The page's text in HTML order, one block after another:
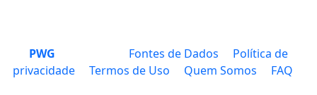
PWG Fontes de Dados
Política de
privacidade
Termos de Uso Quem Somos FAQ